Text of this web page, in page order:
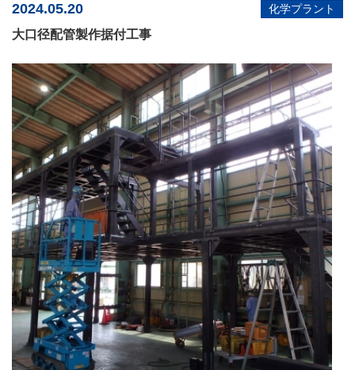
2024.05.20 化学プラント
大口径配管製作据付工事